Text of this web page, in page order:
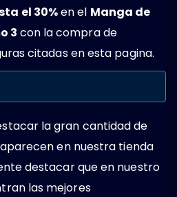
el 30%en el Manga de
3 con la compra de
citadas en esta pagina.
la gran cantidad de
en nuestra tienda
destacar que en nuestro
las mejores